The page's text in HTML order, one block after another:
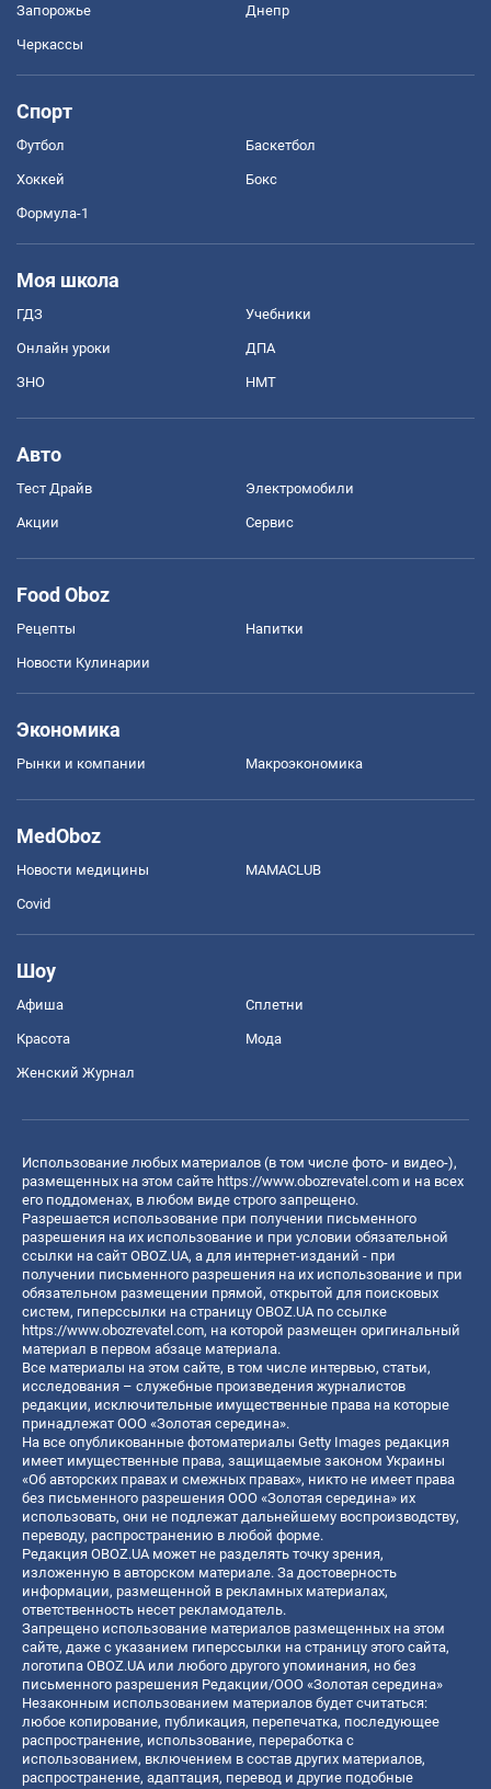
Запорожье Днепр
Черкассы
Спорт
Футбол Баскетбол
Хоккей Бокс
Формула-1
Моя школа
ГДЗ Учебники
Онлайн уроки ДПА
ЗНО НМТ
Авто
Тест Драйв Электромобили
Акции Сервис
Food Oboz
Рецепты Напитки
Новости Кулинарии
Экономика
Рынки и компании Mакроэкономика
MedOboz
Новости медицины MAMACLUB
Covid
Шоу
Афиша Сплетни
Красота Мода
Женский Журнал
Использование любых материалов (в том числе фото- и видео-),
размещенных на этом сайте https://www.obozrevatel.com и на всех
его поддоменах, в любом виде строго запрещено.
Разрешается использование при получении письменного
разрешения на их использование и при условии обязательной
ссылки на сайт OBOZ.UA, а для интернет-изданий - при
получении письменного разрешения на их использование и при
обязательном размещении прямой, открытой для поисковых
систем, гиперссылки на страницу OBOZ.UA по ссылке
https://www.obozrevatel.com, на которой размещен оригинальный
материал в первом абзаце материала.
Все материалы на этом сайте, в том числе интервью, статьи,
исследования – служебные произведения журналистов
редакции, исключительные имущественные права на которые
принадлежат ООО «Золотая середина».
На все опубликованные фотоматериалы Getty Images редакция
имеет имущественные права, защищаемые законом Украины
«Об авторских правах и смежных правах», никто не имеет права
без письменного разрешения ООО «Золотая середина» их
использовать, они не подлежат дальнейшему воспроизводству,
переводу, распространению в любой форме.
Редакция OBOZ.UA может не разделять точку зрения,
изложенную в авторском материале. За достоверность
информации, размещенной в рекламных материалах,
ответственность несет рекламодатель.
Запрещено использование материалов размещенных на этом
сайте, даже с указанием гиперссылки на страницу этого сайта,
логотипа OBOZ.UA или любого другого упоминания, но без
письменного разрешения Редакции/ООО «Золотая середина»
Незаконным использованием материалов будет считаться:
любое копирование, публикация, перепечатка, последующее
распространение, использование, переработка с
использованием, включением в состав других материалов,
распространение, адаптация, перевод и другие подобные